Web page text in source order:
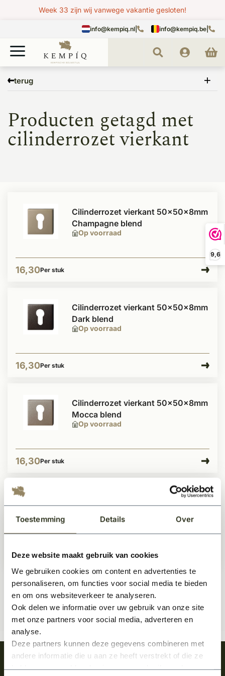
Toestemming Details Over
Deze website maakt gebruik van cookies
We gebruiken cookies om content en advertenties te
personaliseren, om functies voor social media te bieden
en om ons websiteverkeer te analyseren.
Ook delen we informatie over uw gebruik van onze site
met onze partners voor social media, adverteren en
analyse.
Deze partners kunnen deze gegevens combineren met
andere informatie die u aan ze heeft verstrekt of die ze
9,6
Week 33 zijn wij vanwege vakantie gesloten!
info@kempiq.nl info@kempiq.be
terug
cilinderrozet vierkant
Producten getagd met
cilinderrozet vierkant
Op voorraad
Cilinderrozet vierkant 50x50x8mm
Champagne blend
16,30Per stuk
Op voorraad
Cilinderrozet vierkant 50x50x8mm
Dark blend
16,30Per stuk
Op voorraad
Cilinderrozet vierkant 50x50x8mm
Mocca blend
16,30Per stuk
Op voorraad
Cilinderrozet vierkant 50x50x8mm
16,30Per stuk
Meld je aan en ontvang het laatste nieuws